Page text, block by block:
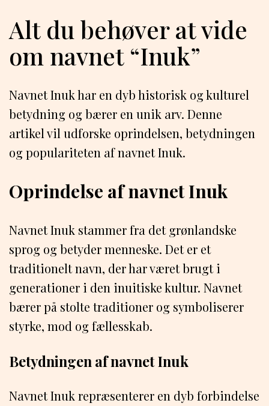
Alt du behøver at vide
om navnet “Inuk”
Navnet Inuk har en dyb historisk og kulturel
betydning og bærer en unik arv. Denne
artikel vil udforske oprindelsen, betydningen
og populariteten af navnet Inuk.
Oprindelse af navnet Inuk
Navnet Inuk stammer fra det grønlandske
sprog og betyder menneske. Det er et
traditionelt navn, der har været brugt i
generationer i den inuitiske kultur. Navnet
bærer på stolte traditioner og symboliserer
styrke, mod og fællesskab.
Betydningen af navnet Inuk
Navnet Inuk repræsenterer en dyb forbindelse